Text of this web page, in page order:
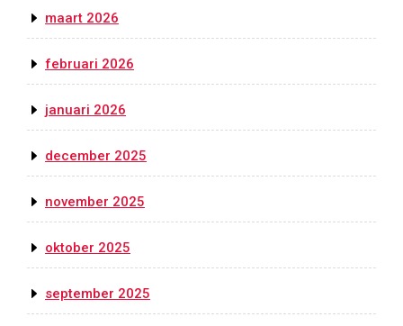
maart 2026
februari 2026
januari 2026
december 2025
november 2025
oktober 2025
september 2025